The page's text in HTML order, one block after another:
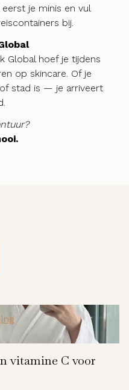
je minis en vul
bij.
Global hoef je tijdens
op skincare. Of je
stad is — je arriveert
vitamine C voor